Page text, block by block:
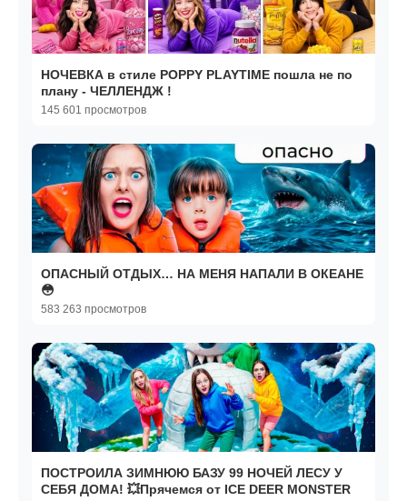
НОЧЕВКА в стиле POPPY PLAYTIME пошла не по
плану - ЧЕЛЛЕНДЖ !
145 601 просмотров
ОПАСНЫЙ ОТДЫХ… НА МЕНЯ НАПАЛИ В ОКЕАНЕ
😳
583 263 просмотров
ПОСТРОИЛА ЗИМНЮЮ БАЗУ 99 НОЧЕЙ ЛЕСУ У
СЕБЯ ДОМА! 💥Прячемся от ICE DEER MONSTER